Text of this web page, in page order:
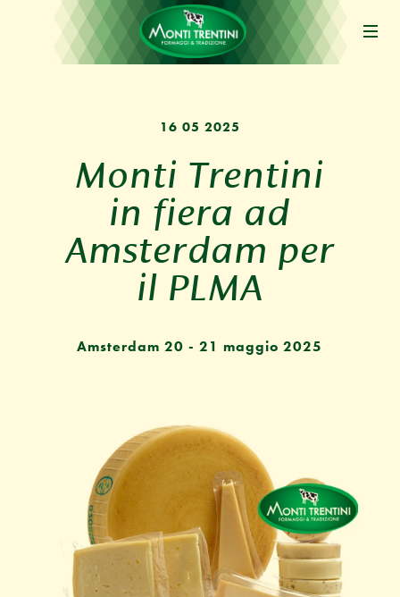
16 05 2025
Monti Trentini
in fiera ad
Amsterdam per
il PLMA
Amsterdam 20 - 21 maggio 2025